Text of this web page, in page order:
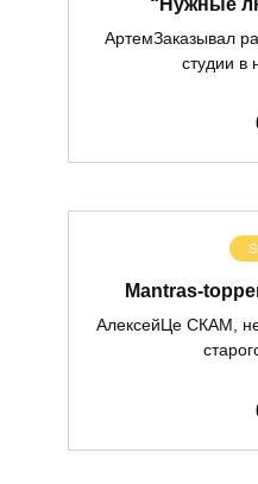
АртемЗаказывал
студии в
Mantras-
АлексейЦе СКАМ,